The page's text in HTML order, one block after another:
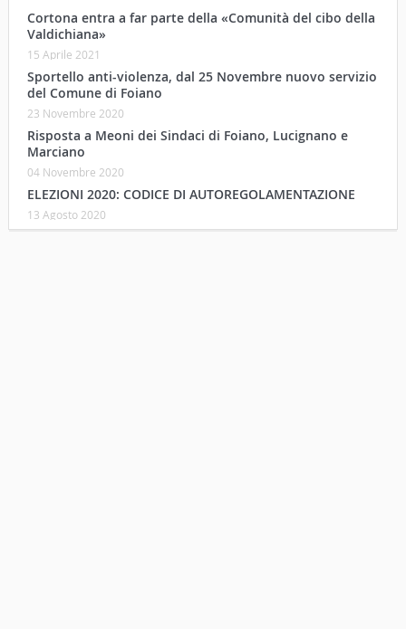
Cortona entra a far parte della «Comunità del cibo della
Valdichiana»
15 Aprile 2021
Sportello anti-violenza, dal 25 Novembre nuovo servizio
del Comune di Foiano
23 Novembre 2020
Risposta a Meoni dei Sindaci di Foiano, Lucignano e
Marciano
04 Novembre 2020
ELEZIONI 2020: CODICE DI AUTOREGOLAMENTAZIONE
13 Agosto 2020